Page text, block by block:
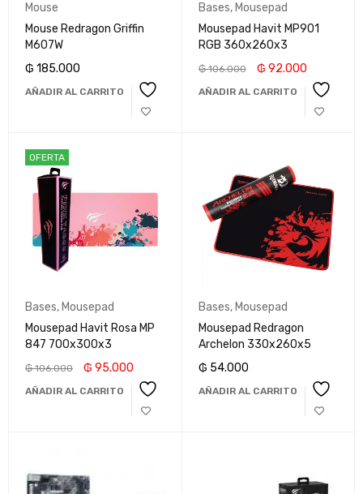
Mouse
Mouse Redragon Griffin
M607W
₲ 185.000
AÑADIR AL CARRITO
Bases, Mousepad
Mousepad Havit MP901
RGB 360x260x3
₲106.000 ₲ 92.000
AÑADIR AL CARRITO
OFERTA
Bases, Mousepad
Mousepad Havit Rosa MP
847 700x300x3
₲106.000 ₲ 95.000
AÑADIR AL CARRITO
Bases, Mousepad
Mousepad Redragon
Archelon 330x260x5
₲ 54.000
AÑADIR AL CARRITO